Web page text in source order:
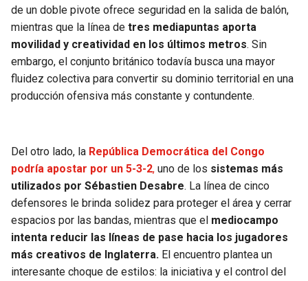
de un doble pivote ofrece seguridad en la salida de balón,
mientras que la línea de tres mediapuntas aporta
movilidad y creatividad en los últimos metros. Sin
embargo, el conjunto británico todavía busca una mayor
fluidez colectiva para convertir su dominio territorial en una
producción ofensiva más constante y contundente.
Del otro lado, la República Democrática del Congo
podría apostar por un 5-3-2, uno de los sistemas más
utilizados por Sébastien Desabre. La línea de cinco
defensores le brinda solidez para proteger el área y cerrar
espacios por las bandas, mientras que el mediocampo
intenta reducir las líneas de pase hacia los jugadores
más creativos de Inglaterra. El encuentro plantea un
interesante choque de estilos: la iniciativa y el control del